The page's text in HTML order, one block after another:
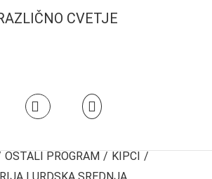
CVETJE
OSTALI PROGRAM / KIPCI /